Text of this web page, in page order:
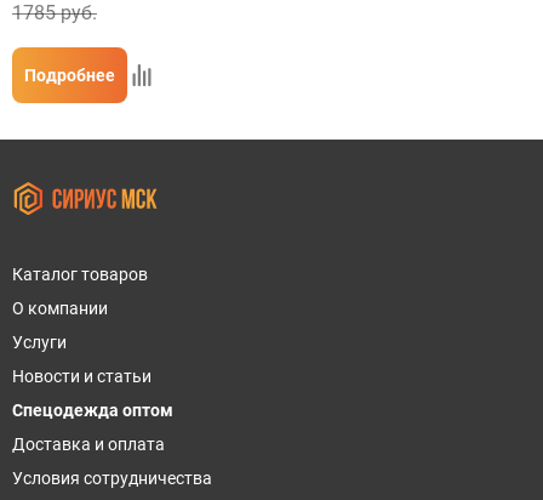
1785 руб.
Подробнее
Каталог товаров
О компании
Услуги
Новости и статьи
Спецодежда оптом
Доставка и оплата
Условия сотрудничества